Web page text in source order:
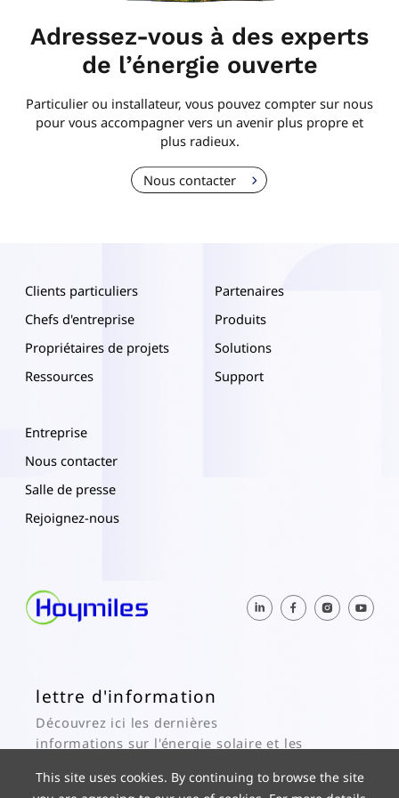
Adressez-vous à des experts
de l’énergie ouverte
Particulier ou installateur, vous pouvez compter sur nous
pour vous accompagner vers un avenir plus propre et
plus radieux.
Nous contacter
Clients particuliers
Chefs d'entreprise
Propriétaires de projets
Ressources
Partenaires
Produits
Solutions
Support
Entreprise
Nous contacter
Salle de presse
Rejoignez-nous
lettre d'information
Découvrez ici les dernières
informations sur l'énergie solaire et les
This site uses cookies. By continuing to browse the site